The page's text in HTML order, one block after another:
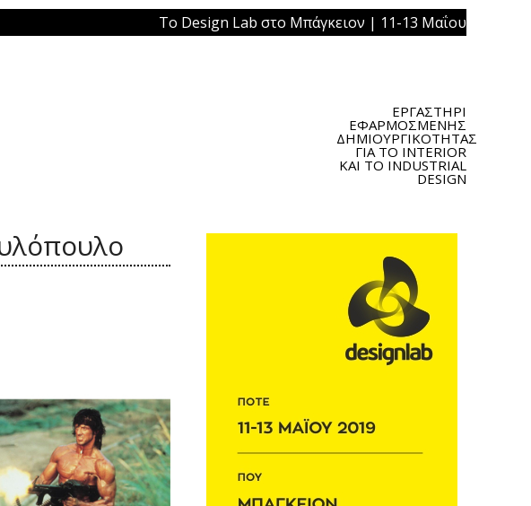
Το Design Lab στο Μπάγκειον | 11-13 Μαΐου 2019 | Πλατεία
ΕΡΓΑΣΤΗΡΙ
ΕΦΑΡΜΟΣΜΕΝΗΣ
ΔΗΜΙΟΥΡΓΙΚΟΤΗΤΑΣ
ΓΙΑ ΤΟ INTERIOR
ΚΑΙ ΤΟ INDUSTRIAL
DESIGN